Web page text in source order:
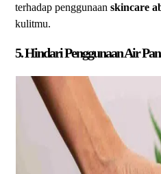
terhadap penggunaanskincare
kulitmu.
5. Hindari Penggunaan Air